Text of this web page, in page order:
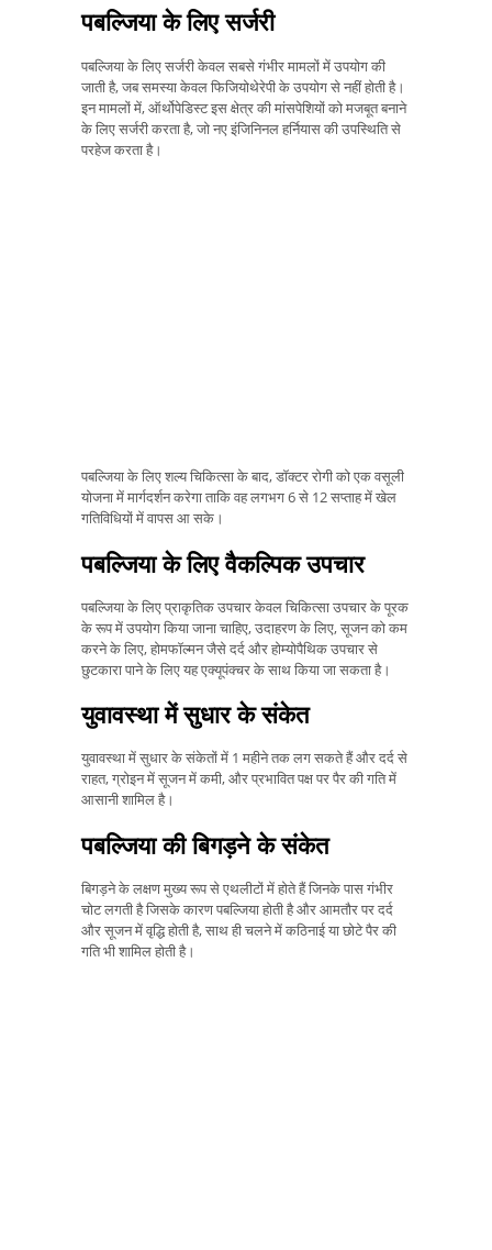
पबल्जिया के लिए सर्जरी
पबल्जिया के लिए सर्जरी केवल सबसे गंभीर मामलों में उपयोग की
जाती है, जब समस्या केवल फिजियोथेरेपी के उपयोग से नहीं होती है।
इन मामलों में, ऑर्थोपेडिस्ट इस क्षेत्र की मांसपेशियों को मजबूत बनाने
के लिए सर्जरी करता है, जो नए इंजिनिनल हर्नियास की उपस्थिति से
परहेज करता है।
पबल्जिया के लिए शल्य चिकित्सा के बाद, डॉक्टर रोगी को एक वसूली
योजना में मार्गदर्शन करेगा ताकि वह लगभग 6 से 12 सप्ताह में खेल
गतिविधियों में वापस आ सके।
पबल्जिया के लिए वैकल्पिक उपचार
पबल्जिया के लिए प्राकृतिक उपचार केवल चिकित्सा उपचार के पूरक
के रूप में उपयोग किया जाना चाहिए, उदाहरण के लिए, सूजन को कम
करने के लिए, होमफॉल्मन जैसे दर्द और होम्योपैथिक उपचार से
छुटकारा पाने के लिए यह एक्यूपंक्चर के साथ किया जा सकता है।
युवावस्था में सुधार के संकेत
युवावस्था में सुधार के संकेतों में 1 महीने तक लग सकते हैं और दर्द से
राहत, ग्रोइन में सूजन में कमी, और प्रभावित पक्ष पर पैर की गति में
आसानी शामिल है।
पबल्जिया की बिगड़ने के संकेत
बिगड़ने के लक्षण मुख्य रूप से एथलीटों में होते हैं जिनके पास गंभीर
चोट लगती है जिसके कारण पबल्जिया होती है और आमतौर पर दर्द
और सूजन में वृद्धि होती है, साथ ही चलने में कठिनाई या छोटे पैर की
गति भी शामिल होती है।